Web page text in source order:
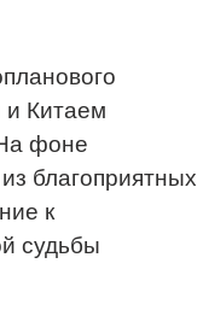
и Китаем
фоне
благоприятных
к
судьбы